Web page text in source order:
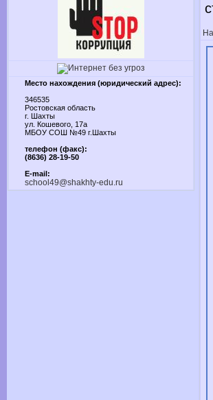
Место нахождения (юридический адрес):
346535
Ростовская область
г. Шахты
ул. Кошевого, 17а
МБОУ СОШ №49 г.Шахты
телефон (факс):
(8636) 28-19-50
E-mail:
school49@shakhty-edu.ru